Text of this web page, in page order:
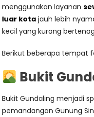
menggunakan layanan
luar kota jauh lebih
kecil yang kurang
Berikut beberapa tempat
Bukit
Bukit Gundaling menjadi
pemandangan Gunung